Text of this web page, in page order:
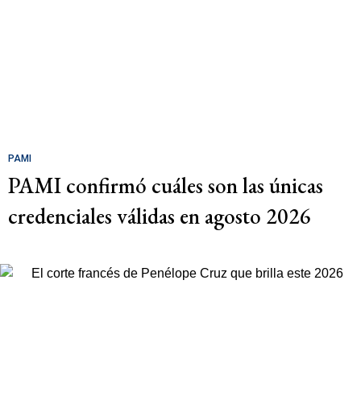
PAMI
PAMI confirmó cuáles son las únicas
credenciales válidas en agosto 2026